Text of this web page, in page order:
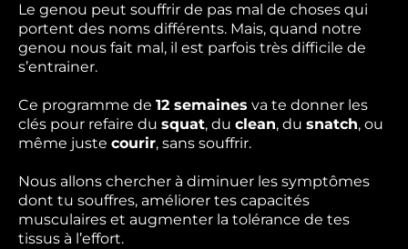
Le genou peut souffrir de pas mal de choses qui
portent des noms différents. Mais, quand notre
genou nous fait mal, il est parfois très difficile de
s’entrainer.
Ce programme de 12 semaines va te donner les
clés pour refaire du squat, du clean, du snatch, ou
même juste courir, sans souffrir.
Nous allons chercher à diminuer les symptômes
dont tu souffres, améliorer tes capacités
musculaires et augmenter la tolérance de tes
tissus à l’effort.